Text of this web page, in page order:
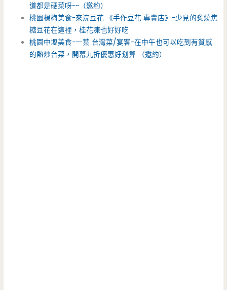
道都是硬菜呀~~（邀約）
桃園楊梅美食-來浣豆花 《手作豆花 專賣店》-少見的炙燒焦
糖豆花在這裡，桂花凍也好好吃
桃園中壢美食-一葉 台灣菜/宴客-在中午也可以吃到有質感
的熱炒台菜，開幕九折優惠好划算 （邀約）